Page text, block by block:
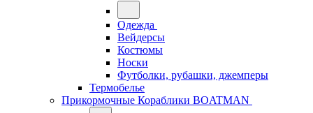
Одежда
Вейдерсы
Костюмы
Носки
Футболки, рубашки, джемперы
Термобелье
Прикормочные Кораблики BOATMAN